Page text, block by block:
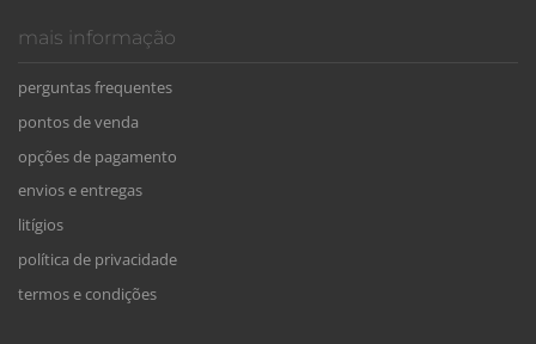
mais informação
perguntas frequentes
pontos de venda
opções de pagamento
envios e entregas
litígios
política de privacidade
termos e condições